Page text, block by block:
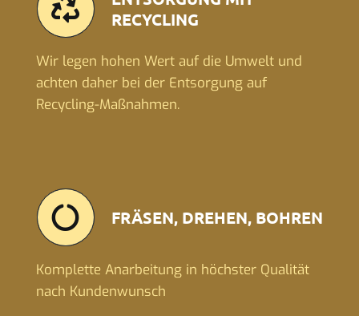
RECYCLING
Wir legen hohen Wert auf die Umwelt und
achten daher bei der Entsorgung auf
Recycling-Maßnahmen.
FRÄSEN, DREHEN, BOHREN
Komplette Anarbeitung in höchster Qualität
nach Kundenwunsch